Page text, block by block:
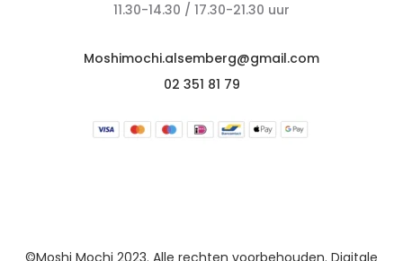
11.30-14.30 / 17.30-21.30 uur
Moshimochi.alsemberg@gmail.com
02 351 81 79
©Moshi Mochi 2023. Alle rechten voorbehouden. Digitale